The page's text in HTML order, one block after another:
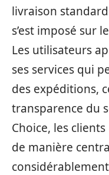
livraison
s’est imposé sur
Les utilisateurs
ses services qui
des expéditions,
transparence du
Choice, les
de manière